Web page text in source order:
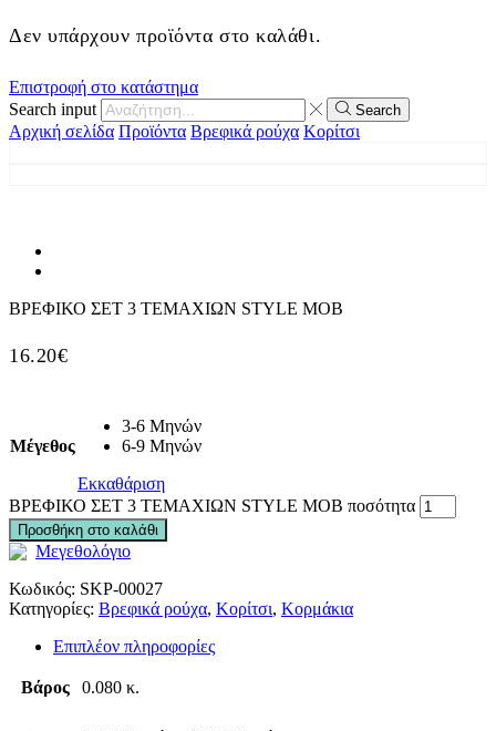
Δεν υπάρχουν προϊόντα στο καλάθι.
Επιστροφή στο κατάστημα
Search input
Search
Αρχική σελίδα Προϊόντα Βρεφικά ρούχα Κορίτσι
ΒΡΕΦΙΚΟ ΣΕΤ 3 ΤΕΜΑΧΙΩΝ STYLE ΜΟΒ
16.20€
Μέγεθος
3-6 Μηνών
6-9 Μηνών
Εκκαθάριση
ΒΡΕΦΙΚΟ ΣΕΤ 3 ΤΕΜΑΧΙΩΝ STYLE ΜΟΒ ποσότητα
Προσθήκη στο καλάθι
Μεγεθολόγιο
Κωδικός: SKP-00027
Κατηγορίες: Βρεφικά ρούχα, Κορίτσι, Κορμάκια
Επιπλέον πληροφορίες
Βάρος 0.080 κ.